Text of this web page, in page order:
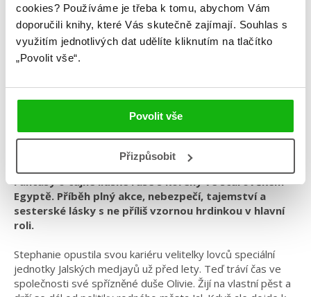
cookies? Používáme je třeba k tomu, abychom Vám
doporučili knihy, které Vás skutečně zajímají. Souhlas s
využitím jednotlivých dat udělíte kliknutím na tlačítko
„Povolit vše“.
Povolit vše
Přizpůsobit
Žánr: Fantasy
Jal
#českáobálka
Fantasy o tajné lidské rase s kořeny ve starověkém
Egyptě. Příběh plný akce, nebezpečí, tajemství a
sesterské lásky s ne příliš vzornou hrdinkou v hlavní
roli.
Stephanie opustila svou kariéru velitelky lovců speciální
jednotky Jalských medjayů už před lety. Teď tráví čas ve
společnosti své spřízněné duše Olivie. Žijí na vlastní pěst a